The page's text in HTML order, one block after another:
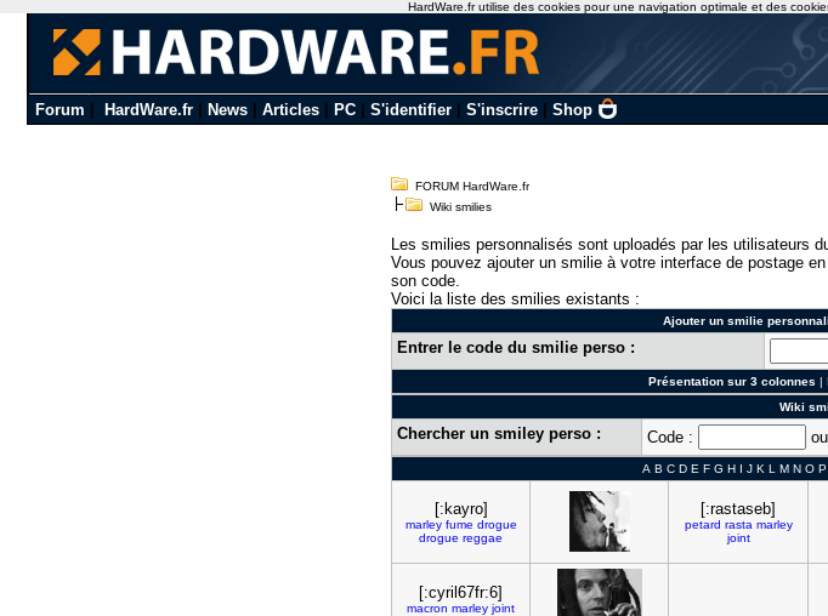
Forum HardWare.fr| News| Articles| PC| S'identifier| S'inscrire| Shop
FORUM HardWare.fr
Wiki smilies
Les smilies personnalisés sont uploadés par les utilisateurs
Vous pouvez ajouter un smilie à votre interface de postage
son code.
Voici la liste des smilies existants :
Ajouter un smilie
Entrer le code du smilie perso :
Présentation sur 3 colonnes |
Wiki
Chercher un smiley perso : Code :
A B C D E F G H I J K L M N O P
[:kayro]
marley fume drogue
drogue reggae
[:rastaseb]
petard rasta marley
joint
[:cyril67fr:6]
macron marley joint
HardWare.fr utilise des cookies pour une navigation optimale et des